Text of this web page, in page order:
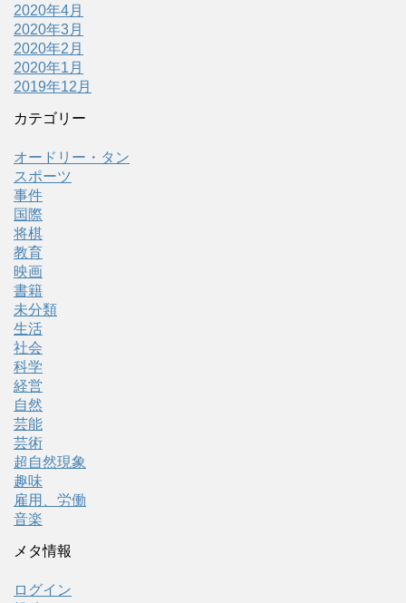
2020年4月
2020年3月
2020年2月
2020年1月
2019年12月
カテゴリー
オードリー・タン
スポーツ
事件
国際
将棋
教育
映画
書籍
未分類
生活
社会
科学
経営
自然
芸能
芸術
超自然現象
趣味
雇用、労働
音楽
メタ情報
ログイン